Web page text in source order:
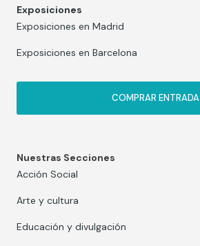
Exposiciones
Exposiciones en Madrid
Exposiciones en Barcelona
COMPRAR ENTRADA
Nuestras Secciones
Acción Social
Arte y cultura
Educación y divulgación